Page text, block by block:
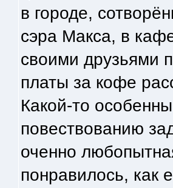
в городе,
сэра Макса, в
своими друзьями
платы за кофе
Какой-то
повествованию
оченно
понравилось, как